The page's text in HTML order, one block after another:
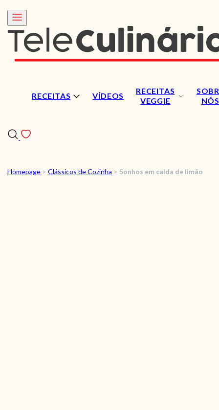
RECEITAS VÍDEOS
RECEITAS
VEGGIE
NÓS
RECEITAS
Homepage > Clássicos de Cozinha > Sonhos em calda de limão